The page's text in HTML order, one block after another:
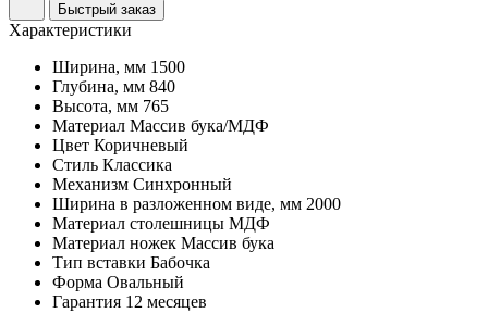
Быстрый заказ
Характеристики
Ширина, мм 1500
Глубина, мм 840
Высота, мм 765
Материал Массив бука/МДФ
Цвет Коричневый
Стиль Классика
Механизм Синхронный
Ширина в разложенном виде, мм 2000
Материал столешницы МДФ
Материал ножек Массив бука
Тип вставки Бабочка
Форма Овальный
Гарантия 12 месяцев